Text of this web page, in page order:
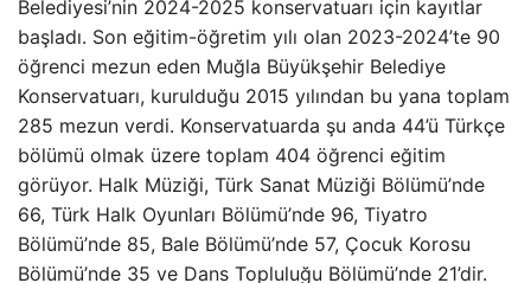
Belediyesi’nin 2024-2025 konservatuarı için kayıtlar
başladı. Son eğitim-öğretim yılı olan 2023-2024’te 90
öğrenci mezun eden Muğla Büyükşehir Belediye
Konservatuarı, kurulduğu 2015 yılından bu yana toplam
285 mezun verdi. Konservatuarda şu anda 44’ü Türkçe
bölümü olmak üzere toplam 404 öğrenci eğitim
görüyor. Halk Müziği, Türk Sanat Müziği Bölümü’nde
66, Türk Halk Oyunları Bölümü’nde 96, Tiyatro
Bölümü’nde 85, Bale Bölümü’nde 57, Çocuk Korosu
Bölümü’nde 35 ve Dans Topluluğu Bölümü’nde 21’dir.